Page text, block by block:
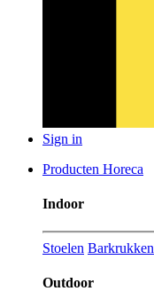
Sign in
Producten Horeca
Indoor
Stoelen Barkrukken
Outdoor